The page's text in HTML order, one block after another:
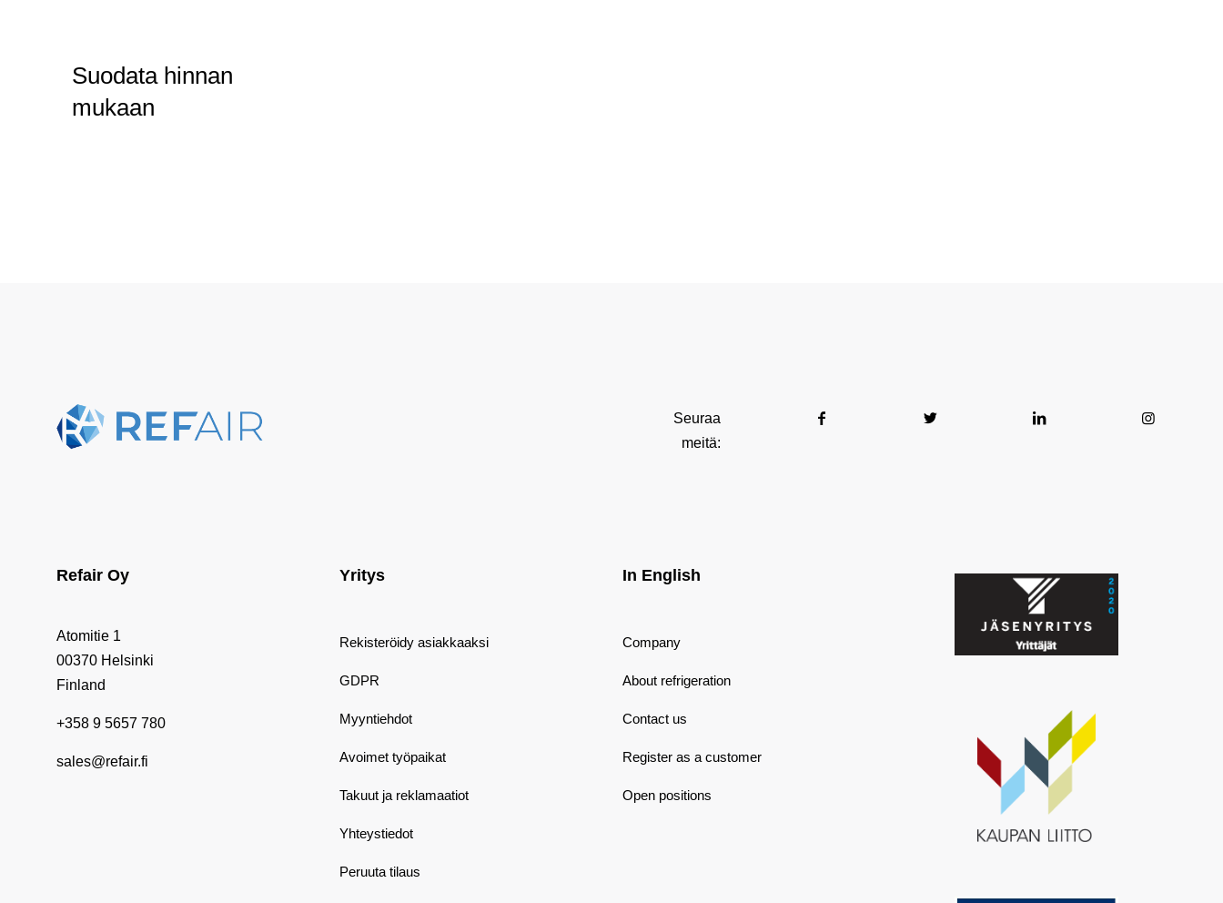
Suodata hinnan
mukaan
Seuraa
meitä:
Refair Oy
Atomitie 1
00370 Helsinki
Finland
+358 9 5657 780
sales@refair.fi
Yritys
Rekisteröidy asiakkaaksi
GDPR
Myyntiehdot
Avoimet työpaikat
Takuut ja reklamaatiot
Yhteystiedot
Peruuta tilaus
In English
Company
About refrigeration
Contact us
Register as a customer
Open positions